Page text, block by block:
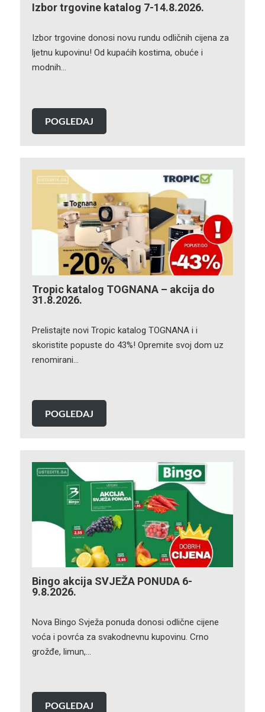
Izbor trgovine katalog 7-14.8.2026.
Izbor trgovine donosi novu rundu odličnih cijena za
ljetnu kupovinu! Od kupaćih kostima, obuće i
modnih…
POGLEDAJ
Tropic katalog TOGNANA – akcija do
31.8.2026.
Prelistajte novi Tropic katalog TOGNANA i i
skoristite popuste do 43%! Opremite svoj dom uz
renomirani…
POGLEDAJ
Bingo akcija SVJEŽA PONUDA 6-
9.8.2026.
Nova Bingo Svježa ponuda donosi odlične cijene
voća i povrća za svakodnevnu kupovinu. Crno
grožđe, limun,…
POGLEDAJ